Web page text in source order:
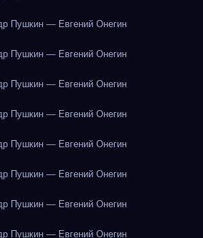
Пушкин — Евгений Онегин
Пушкин — Евгений Онегин
Пушкин — Евгений Онегин
Пушкин — Евгений Онегин
Пушкин — Евгений Онегин
Пушкин — Евгений Онегин
Пушкин — Евгений Онегин
Пушкин — Евгений Онегин